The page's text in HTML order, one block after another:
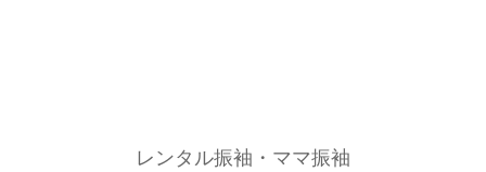
レンタル振袖・ママ振袖